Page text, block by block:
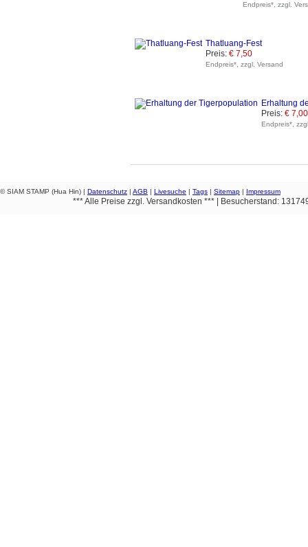
Endpreis*, zzgl.
Thatluang-Fest
Preis: € 7,50
Endpreis*, zzgl. Versand
Erhaltung
Preis: € 7,00
Endpreis*,
© SIAM STAMP (Hua Hin) | Datenschutz | AGB | Livesuche | Tags | Sitemap | Impressum
*** Alle Preise zzgl. Versandkosten *** | Besucherstand: